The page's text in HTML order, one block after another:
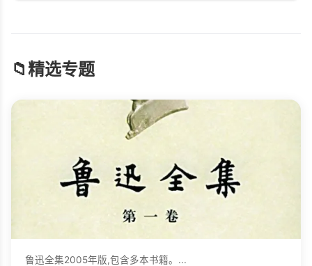
📁精选专题
鲁迅全集2005年版,包含多本书籍。...